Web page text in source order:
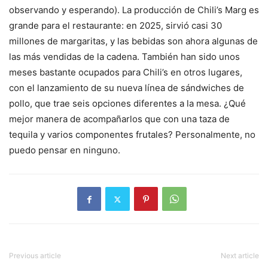
observando y esperando). La producción de Chili’s Marg es
grande para el restaurante: en 2025, sirvió casi 30
millones de margaritas, y las bebidas son ahora algunas de
las más vendidas de la cadena. También han sido unos
meses bastante ocupados para Chili’s en otros lugares,
con el lanzamiento de su nueva línea de sándwiches de
pollo, que trae seis opciones diferentes a la mesa. ¿Qué
mejor manera de acompañarlos que con una taza de
tequila y varios componentes frutales? Personalmente, no
puedo pensar en ninguno.
Previous article Next article